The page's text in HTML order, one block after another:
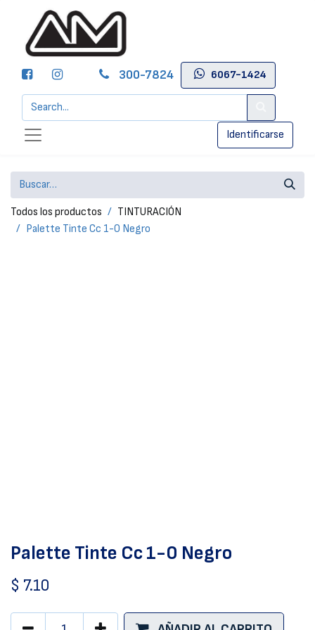
300-7824 6067-1424
Identificarse
Todos los productos
TINTURACIÓN
Palette Tinte Cc 1-0 Negro
Palette Tinte Cc 1-0 Negro
$ 7.10